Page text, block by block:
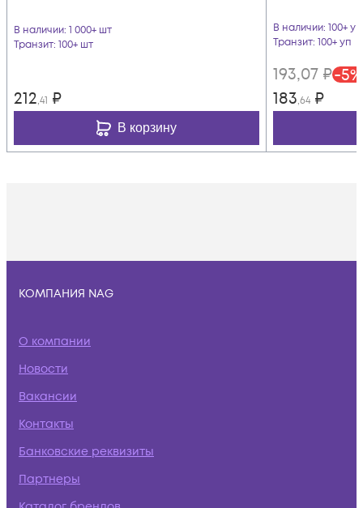
В наличии: 1 000+ шт
Транзит: 100+ шт
212,41 ₽
В корзину
В наличии: 100+ уп
Транзит: 100+ уп
193,07 ₽-5%
183,64 ₽
КОМПАНИЯ NAG
О компании
Новости
Вакансии
Контакты
Банковские реквизиты
Партнеры